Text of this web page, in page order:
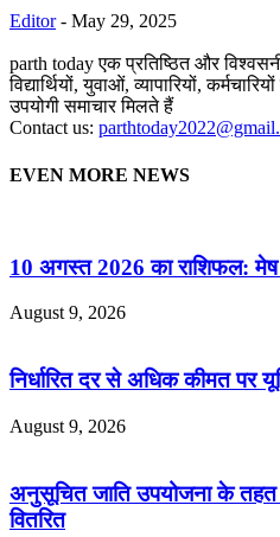
Editor - May 29, 2025
parth today एक प्रतिष्ठित और
विद्यार्थियों, युवाओं, व्यापारियों,
उपयोगी समाचार मिलते हैं
Contact us:
EVEN MORE NEWS
10 अगस्त 2026 का राशिफल:
August 9, 2026
निर्धारित दर से अधिक कीमत पर
August 9, 2026
अनुसूचित जाति उपयोजना के तहत
वितरित